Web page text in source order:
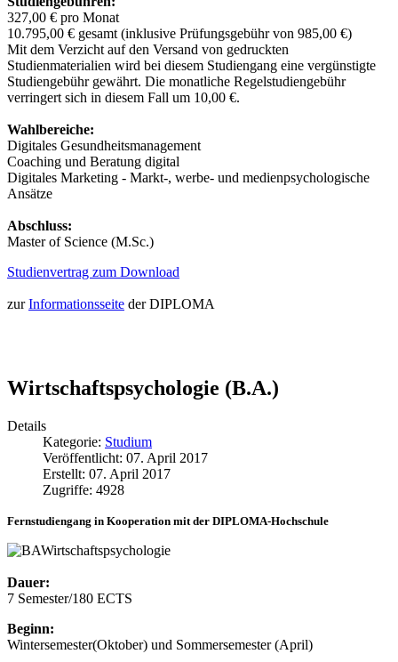
327,00 € pro Monat
10.795,00 € gesamt (inklusive Prüfungsgebühr von 985,00 €)
Mit dem Verzicht auf den Versand von gedruckten
Studienmaterialien wird bei diesem Studiengang eine vergünstigte
Studiengebühr gewährt. Die monatliche Regelstudiengebühr
verringert sich in diesem Fall um 10,00 €.
Wahlbereiche:
Digitales Gesundheitsmanagement
Coaching und Beratung digital
Digitales Marketing - Markt-, werbe- und medienpsychologische
Ansätze
Abschluss:
Master of Science (M.Sc.)
Studienvertrag zum Download
zurInformationsseite der DIPLOMA
Wirtschaftspsychologie (B.A.)
Details
Kategorie: Studium
Veröffentlicht: 07. April 2017
Erstellt: 07. April 2017
Zugriffe: 4928
Fernstudiengang in Kooperation mit der DIPLOMA-Hochschule
Dauer:
7 Semester/180 ECTS
Beginn:
Wintersemester(Oktober) und Sommersemester (April)